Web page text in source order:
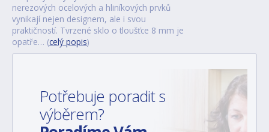
nerezových ocelových a hliníkových prvků
vynikají nejen designem, ale i svou
praktičností. Tvrzené sklo o tloušťce 8 mm je
opatře… (celý popis)
Potřebuje poradit s
výběrem?